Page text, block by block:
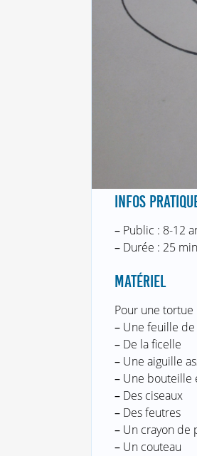
INFOS
–Public : 8-12
–Durée : 25
MATÉRIEL
Pour une tortue
–Une feuille de
–De la ficelle
–Une aiguille
–Une bouteille
–Des ciseaux
–Des feutres
–Un crayon de
–Un couteau